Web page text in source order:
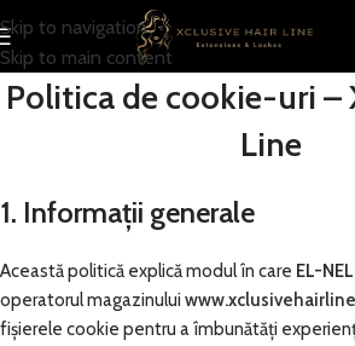
Skip to navigation
Skip to main content
Politica de cookie-uri –
Line
1. Informații generale
Această politică explică modul în care EL-
operatorul magazinului
fișierele cookie pentru a îmbunătăți